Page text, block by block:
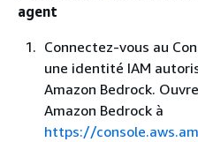
agent
Connectez-vous au
une identité IAM
Amazon Bedrock.
Amazon Bedrock à
https://